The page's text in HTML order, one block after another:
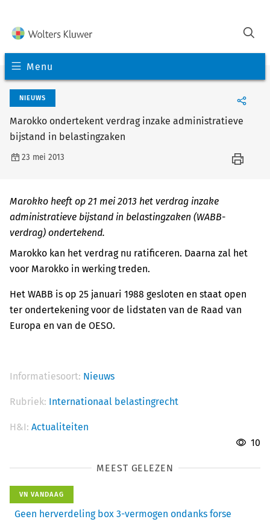
Menu
NIEUWS
Marokko ondertekent verdrag inzake administratieve
bijstand in belastingzaken
23 mei 2013
Marokko heeft op 21 mei 2013 het verdrag inzake
administratieve bijstand in belastingzaken (WABB-
verdrag) ondertekend.
Marokko kan het verdrag nu ratificeren. Daarna zal het
voor Marokko in werking treden.
Het WABB is op 25 januari 1988 gesloten en staat open
ter ondertekening voor de lidstaten van de Raad van
Europa en van de OESO.
Informatiesoort: Nieuws
Rubriek: Internationaal belastingrecht
H&I: Actualiteiten
10
MEEST GELEZEN
VN VANDAAG
Geen herverdeling box 3-vermogen ondanks forse